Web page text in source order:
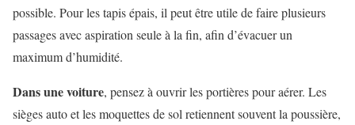
possible. Pour les tapis épais, il peut être utile de faire plusieurs
passages avec aspiration seule à la fin, afin d’évacuer un
maximum d’humidité.
Dans une voiture, pensez à ouvrir les portières pour aérer. Les
sièges auto et les moquettes de sol retiennent souvent la poussière,